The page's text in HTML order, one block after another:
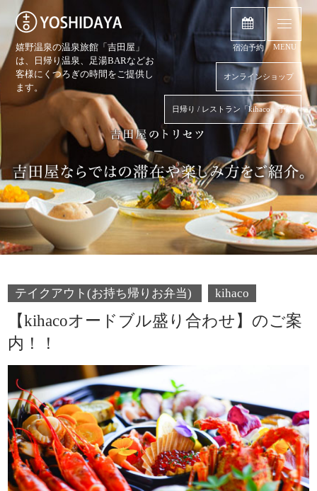
嬉野温泉の温泉旅館「吉田屋」
は、日帰り温泉、 足湯BARなどお
客様にくつろぎの時間をご提供し
ます。
オンラインショップ
日帰り / レストラン「kihaco」予約
宿泊予約 MENU
テイクアウト(お持ち帰りお弁当) kihaco
【kihacoオードブル盛り合わせ】のご案
内！！